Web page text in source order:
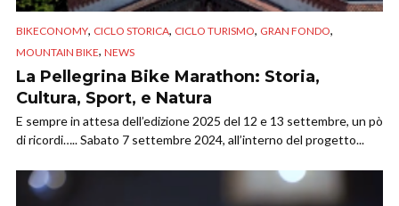
BIKECONOMY, CICLO STORICA, CICLO TURISMO, GRAN FONDO,
MOUNTAIN BIKE, NEWS
La Pellegrina Bike Marathon: Storia,
Cultura, Sport, e Natura
E sempre in attesa dell’edizione 2025 del 12 e 13 settembre, un pò
di ricordi….. Sabato 7 settembre 2024, all’interno del progetto...